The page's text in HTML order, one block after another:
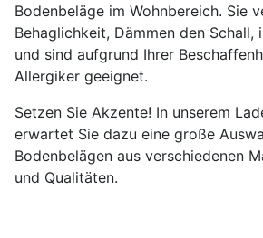
Bodenbeläge im Wohnbereich. Sie
Behaglichkeit, Dämmen den Schall,
und sind aufgrund Ihrer
Allergiker geeignet.
Setzen Sie Akzente! In unserem
erwartet Sie dazu eine große
Bodenbelägen aus verschiedenen
und Qualitäten.